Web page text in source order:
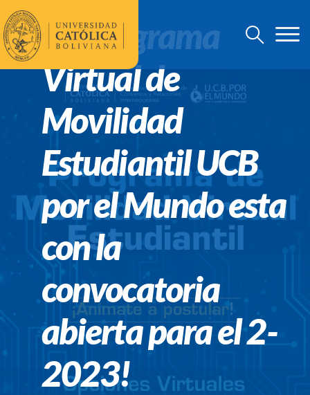
¡El Programa
Virtual de
Movilidad
Estudiantil UCB
por el Mundo esta
con la
convocatoria
abierta para el 2-
2023!